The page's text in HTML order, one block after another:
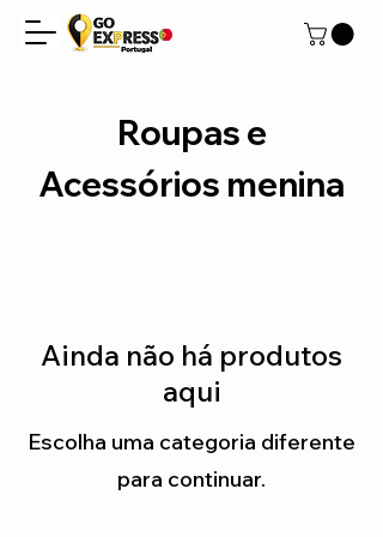
Roupas e
Acessórios menina
Ainda não há produtos
aqui
Escolha uma categoria diferente
para continuar.